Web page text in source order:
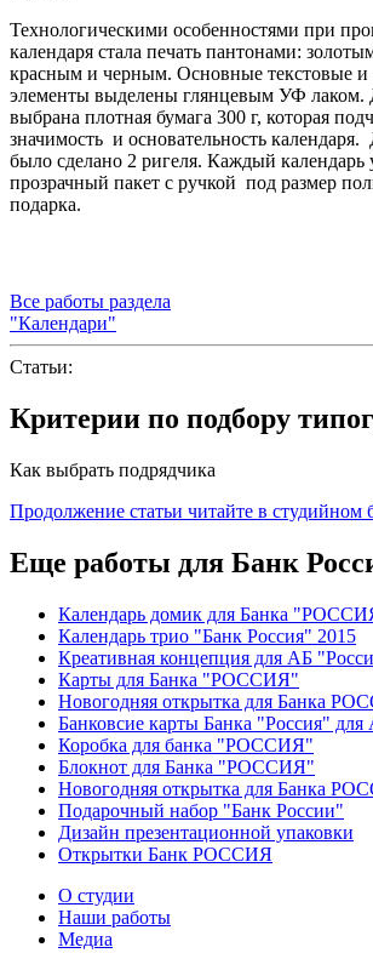
Технологическими особенностями при
календаря стала печать пантонами:
красным и черным. Основные текстовые и
элементы выделены глянцевым УФ лаком.
выбрана плотная бумага 300 г, которая
значимость и основательность календаря.
было сделано 2 ригеля. Каждый календарь
прозрачный пакет с ручкой под размер
подарка.
Все работы раздела
"Календари"
Статьи:
Критерии по подбору
Как выбрать подрядчика
Продолжение статьи читайте в студийном
Еще работы для Банк
Календарь домик для Банка
Календарь трио "Банк Россия" 2015
Креативная концепция для АБ
Карты для Банка "РОССИЯ"
Новогодняя открытка для Банка
Банковсие карты Банка "Россия"
Коробка для банка "РОССИЯ"
Блокнот для Банка "РОССИЯ"
Новогодняя открытка для Банка
Подарочный набор "Банк России"
Дизайн презентационной упаковки
Открытки Банк РОССИЯ
О студии
Наши работы
Медиа